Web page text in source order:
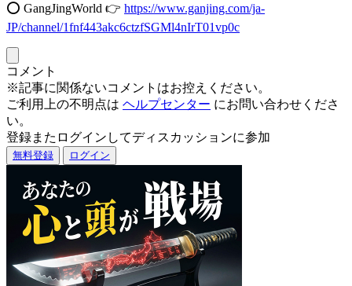
⭕️ GangJingWorld 👉 https://www.ganjing.com/ja-
JP/channel/1fnf443akc6ctzfSGMl4nIrT01vp0c
コメント
※記事に関係ないコメントはお控えください。
ご利用上の不明点は ヘルプセンター にお問い合わせくださ
い。
登録またログインしてディスカッションに参加
無料登録 ログイン